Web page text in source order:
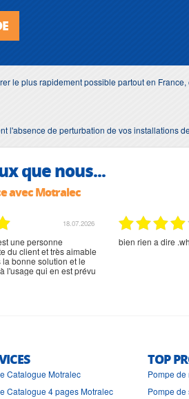
le plus rapidement possible partout en France,
l'absence de perturbation de vos installations
que nous...
avec Motralec
02.07.2026
Commande et
Catalogue Motralec
Catalogue 4 pages Motralec
TOP
Pompe
Pompe